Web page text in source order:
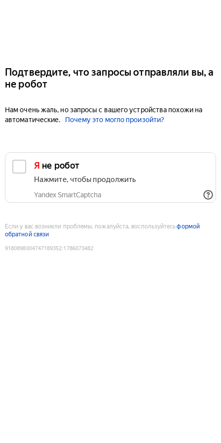
Подтвердите, что запросы отправляли вы, а
не робот
Нам очень жаль, но запросы с вашего устройства похожи на
автоматические.
Почему это могло произойти?
Я не робот
Нажмите, чтобы продолжить
Yandex SmartCaptcha
Если у вас возникли проблемы, пожалуйста, воспользуйтесьформой
обратной связи
9180898004747189352:1786073482